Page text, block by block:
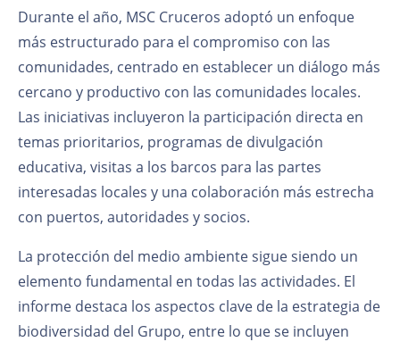
Durante el año, MSC Cruceros adoptó un enfoque
más estructurado para el compromiso con las
comunidades, centrado en establecer un diálogo más
cercano y productivo con las comunidades locales.
Las iniciativas incluyeron la participación directa en
temas prioritarios, programas de divulgación
educativa, visitas a los barcos para las partes
interesadas locales y una colaboración más estrecha
con puertos, autoridades y socios.
La protección del medio ambiente sigue siendo un
elemento fundamental en todas las actividades. El
informe destaca los aspectos clave de la estrategia de
biodiversidad del Grupo, entre lo que se incluyen